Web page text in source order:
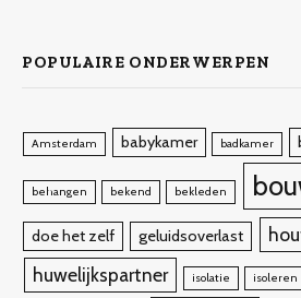
POPULAIRE ONDERWERPEN
Amsterdam babykamer badkamer
behangen bekend bekleden
doe het zelf geluidsoverlast
huwelijkspartner isolatie isoleren